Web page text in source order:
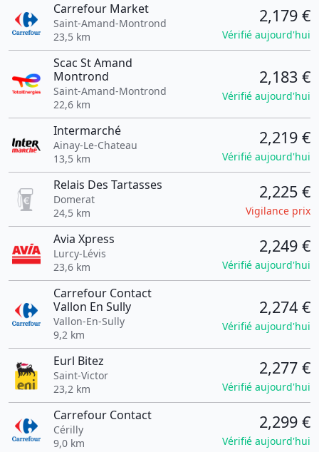
Carrefour Market
Saint-Amand-Montrond
23,5 km
2,179 €
Vérifié aujourd'hui
Scac St Amand
Montrond
Saint-Amand-Montrond
22,6 km
2,183 €
Vérifié aujourd'hui
Intermarché
Ainay-Le-Chateau
13,5 km
2,219 €
Vérifié aujourd'hui
Relais Des Tartasses
Domerat
24,5 km
2,225 €
Vigilance prix
Avia Xpress
Lurcy-Lévis
23,6 km
2,249 €
Vérifié aujourd'hui
Carrefour Contact
Vallon En Sully
Vallon-En-Sully
9,2 km
2,274 €
Vérifié aujourd'hui
Eurl Bitez
Saint-Victor
23,2 km
2,277 €
Vérifié aujourd'hui
Carrefour Contact
Cérilly
9,0 km
2,299 €
Vérifié aujourd'hui